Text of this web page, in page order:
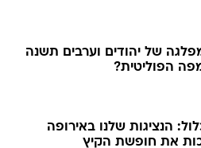
של יהודים וערבים תשנה
הפוליטית?
הנציגות שלנו באירופה
את חופשת הקיץ